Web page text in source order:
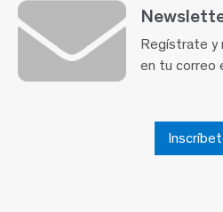
Regístrate y
en tu correo